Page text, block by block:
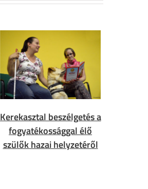
Kerekasztal beszélgetés a
fogyatékossággal élő
szülők hazai helyzetéről